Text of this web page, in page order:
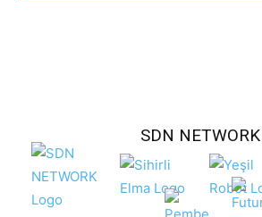
SDN NETWORK